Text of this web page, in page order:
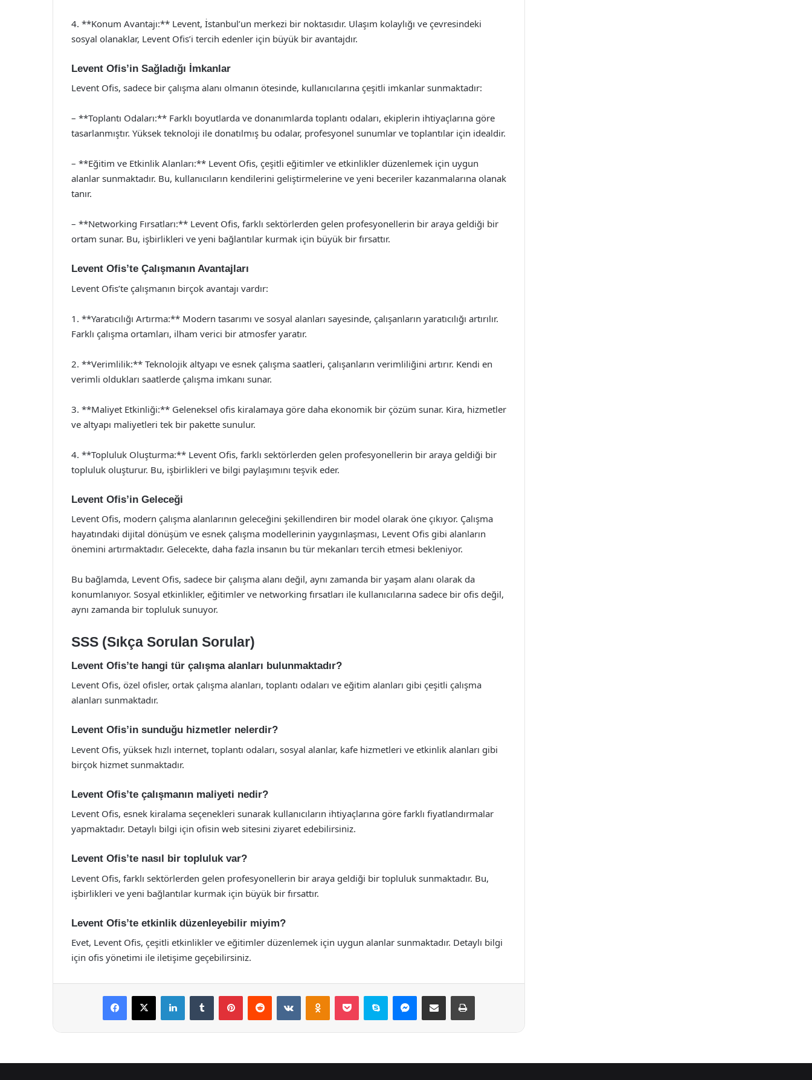
4. **Konum Avantajı:** Levent, İstanbul’un merkezi bir noktasıdır. Ulaşım kolaylığı ve çevresindeki
sosyal olanaklar, Levent Ofis’i tercih edenler için büyük bir avantajdır.
Levent Ofis’in Sağladığı İmkanlar
Levent Ofis, sadece bir çalışma alanı olmanın ötesinde, kullanıcılarına çeşitli imkanlar sunmaktadır:
– **Toplantı Odaları:** Farklı boyutlarda ve donanımlarda toplantı odaları, ekiplerin ihtiyaçlarına göre
tasarlanmıştır. Yüksek teknoloji ile donatılmış bu odalar, profesyonel sunumlar ve toplantılar için idealdir.
– **Eğitim ve Etkinlik Alanları:** Levent Ofis, çeşitli eğitimler ve etkinlikler düzenlemek için uygun
alanlar sunmaktadır. Bu, kullanıcıların kendilerini geliştirmelerine ve yeni beceriler kazanmalarına olanak
tanır.
– **Networking Fırsatları:** Levent Ofis, farklı sektörlerden gelen profesyonellerin bir araya geldiği bir
ortam sunar. Bu, işbirlikleri ve yeni bağlantılar kurmak için büyük bir fırsattır.
Levent Ofis’te Çalışmanın Avantajları
Levent Ofis’te çalışmanın birçok avantajı vardır:
1. **Yaratıcılığı Artırma:** Modern tasarımı ve sosyal alanları sayesinde, çalışanların yaratıcılığı artırılır.
Farklı çalışma ortamları, ilham verici bir atmosfer yaratır.
2. **Verimlilik:** Teknolojik altyapı ve esnek çalışma saatleri, çalışanların verimliliğini artırır. Kendi en
verimli oldukları saatlerde çalışma imkanı sunar.
3. **Maliyet Etkinliği:** Geleneksel ofis kiralamaya göre daha ekonomik bir çözüm sunar. Kira, hizmetler
ve altyapı maliyetleri tek bir pakette sunulur.
4. **Topluluk Oluşturma:** Levent Ofis, farklı sektörlerden gelen profesyonellerin bir araya geldiği bir
topluluk oluşturur. Bu, işbirlikleri ve bilgi paylaşımını teşvik eder.
Levent Ofis’in Geleceği
Levent Ofis, modern çalışma alanlarının geleceğini şekillendiren bir model olarak öne çıkıyor. Çalışma
hayatındaki dijital dönüşüm ve esnek çalışma modellerinin yaygınlaşması, Levent Ofis gibi alanların
önemini artırmaktadır. Gelecekte, daha fazla insanın bu tür mekanları tercih etmesi bekleniyor.
Bu bağlamda, Levent Ofis, sadece bir çalışma alanı değil, aynı zamanda bir yaşam alanı olarak da
konumlanıyor. Sosyal etkinlikler, eğitimler ve networking fırsatları ile kullanıcılarına sadece bir ofis değil,
aynı zamanda bir topluluk sunuyor.
SSS (Sıkça Sorulan Sorular)
Levent Ofis’te hangi tür çalışma alanları bulunmaktadır?
Levent Ofis, özel ofisler, ortak çalışma alanları, toplantı odaları ve eğitim alanları gibi çeşitli çalışma
alanları sunmaktadır.
Levent Ofis’in sunduğu hizmetler nelerdir?
Levent Ofis, yüksek hızlı internet, toplantı odaları, sosyal alanlar, kafe hizmetleri ve etkinlik alanları gibi
birçok hizmet sunmaktadır.
Levent Ofis’te çalışmanın maliyeti nedir?
Levent Ofis, esnek kiralama seçenekleri sunarak kullanıcıların ihtiyaçlarına göre farklı fiyatlandırmalar
yapmaktadır. Detaylı bilgi için ofisin web sitesini ziyaret edebilirsiniz.
Levent Ofis’te nasıl bir topluluk var?
Levent Ofis, farklı sektörlerden gelen profesyonellerin bir araya geldiği bir topluluk sunmaktadır. Bu,
işbirlikleri ve yeni bağlantılar kurmak için büyük bir fırsattır.
Levent Ofis’te etkinlik düzenleyebilir miyim?
Evet, Levent Ofis, çeşitli etkinlikler ve eğitimler düzenlemek için uygun alanlar sunmaktadır. Detaylı bilgi
için ofis yönetimi ile iletişime geçebilirsiniz.
Facebook
X LinkedInTumblr PinterestReddit VKontakteOdnoklassniki
Pocket Skype Messenger
E-Posta ile paylaş Yazdır